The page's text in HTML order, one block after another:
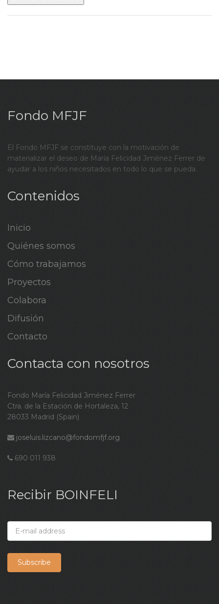
Fondo MFJF
El Fondo MFJF se constituye con la motivación de
materializar el deseo de María Felicidad Jiménez Ferrer de
ayudar a los niños necesitados en todo lo que se pueda.
Contenidos
Inicio
Quiénes somos
Cómo trabajamos
Proyectos
Colabora
Difusión
Contacto
Contacta con nosotros
Fondo María Felicidad Jiménez Ferrer
Ctra. de la Estación de Hortaleza, 12
28033 Madrid (Spain)
joseluis.lizcano@fondomfjf.org
690 011 938
Recibir BOINFELI
Subscribe